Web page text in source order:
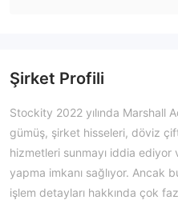
Şirket Profili
Stockity 2022 yılında Marshall
gümüş, şirket hisseleri, döviz
hizmetleri sunmayı iddia ediyor
yapma imkanı sağlıyor. Ancak
işlem detayları hakkında çok